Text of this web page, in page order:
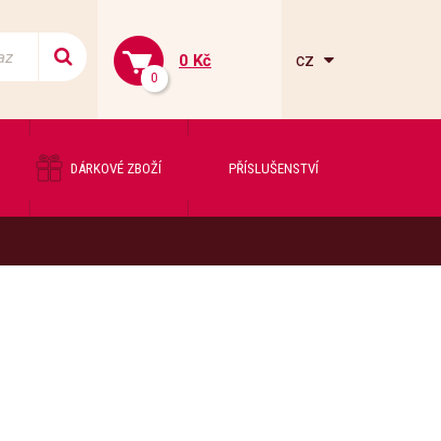
0
0 Kč cz
DÁRKOVÉ ZBOŽÍ PŘÍSLUŠENSTVÍ